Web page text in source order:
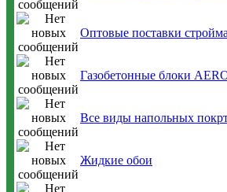
Оптовые поставки
Газобетонные блоки
Все виды напольных
Жидкие обои